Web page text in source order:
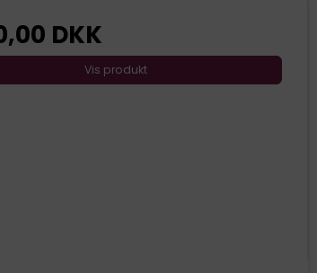
DKK
Vis produkt